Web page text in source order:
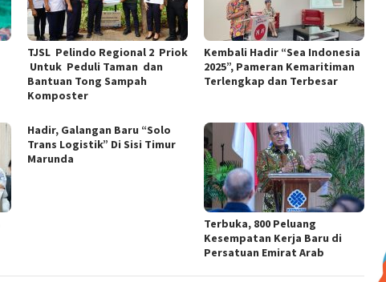
TJSL Pelindo Regional 2 Priok
Untuk Peduli Taman dan
Bantuan Tong Sampah
Komposter
Kembali Hadir “Sea Indonesia
2025”, Pameran Kemaritiman
Terlengkap dan Terbesar
Hadir, Galangan Baru “Solo
Trans Logistik” Di Sisi Timur
Marunda
Terbuka, 800 Peluang
Kesempatan Kerja Baru di
Persatuan Emirat Arab